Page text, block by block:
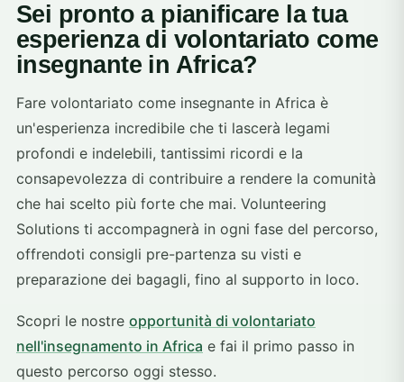
Sei pronto a pianificare la tua
esperienza di volontariato come
insegnante in Africa?
Fare volontariato come insegnante in Africa è
un'esperienza incredibile che ti lascerà legami
profondi e indelebili, tantissimi ricordi e la
consapevolezza di contribuire a rendere la comunità
che hai scelto più forte che mai. Volunteering
Solutions ti accompagnerà in ogni fase del percorso,
offrendoti consigli pre-partenza su visti e
preparazione dei bagagli, fino al supporto in loco.
Scopri le nostre opportunità di volontariato
nell'insegnamento in Africa e fai il primo passo in
questo percorso oggi stesso.